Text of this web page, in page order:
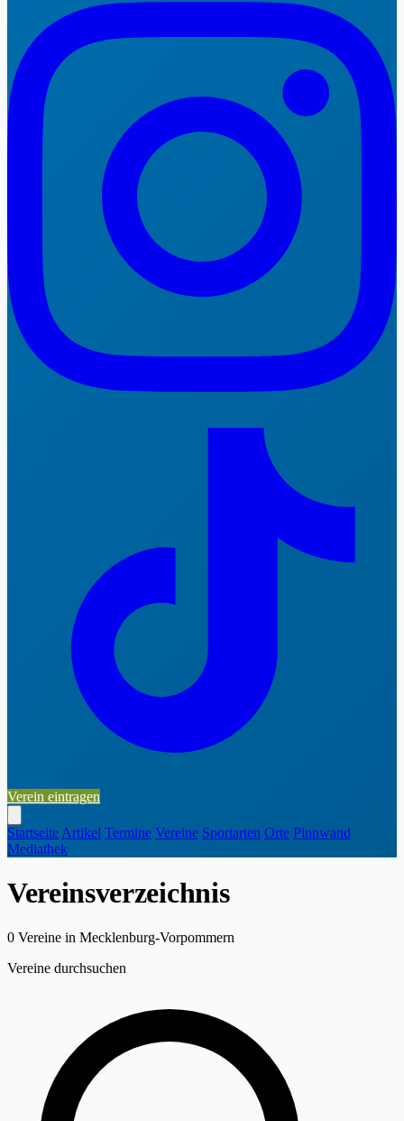
Verein eintragen
Startseite Artikel Termine Vereine Sportarten Orte Pinnwand
Mediathek
Vereinsverzeichnis
0 Vereine in Mecklenburg-Vorpommern
Vereine durchsuchen